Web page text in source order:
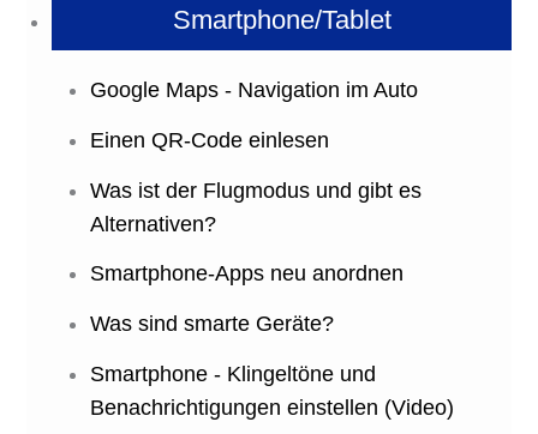
Smartphone/Tablet
Google Maps - Navigation im Auto
Einen QR-Code einlesen
Was ist der Flugmodus und gibt es
Alternativen?
Smartphone-Apps neu anordnen
Was sind smarte Geräte?
Smartphone - Klingeltöne und
Benachrichtigungen einstellen (Video)